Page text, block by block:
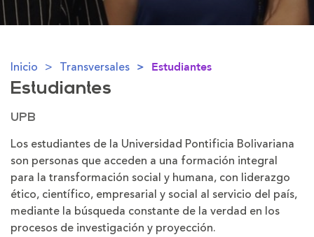
Inicio Transversales Estudiantes
Estudiantes
UPB
Los estudiantes de la Universidad Pontificia Bolivariana
son personas que acceden a una formación integral
para la transformación social y humana, con liderazgo
ético, científico, empresarial y social al servicio del país,
mediante la búsqueda constante de la verdad en los
procesos de investigación y proyección.